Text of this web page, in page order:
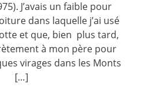
J’avais un faible pour
dans laquelle j’ai usé
et que, bien plus tard,
à mon père pour
virages dans les Monts
[…]